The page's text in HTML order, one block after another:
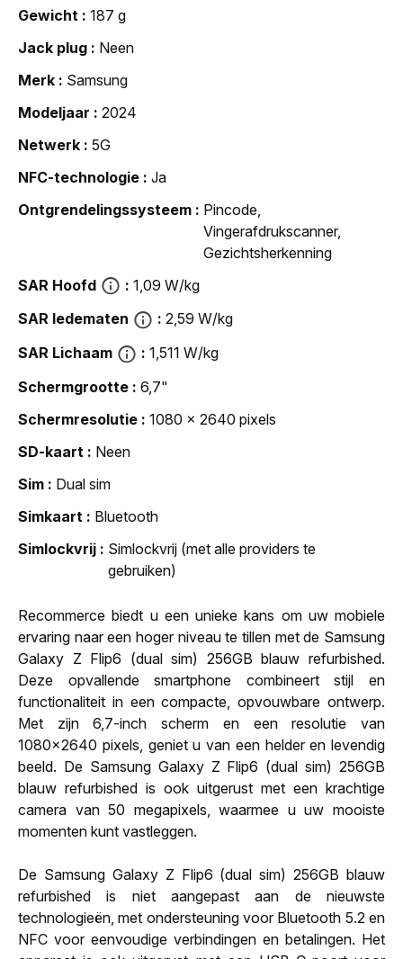
Gewicht
187 g
Jack plug
Neen
Merk
Samsung
Modeljaar
2024
Netwerk
5G
NFC-technologie
Ja
Ontgrendelingssysteem
Pincode,
Vingerafdrukscanner,
Gezichtsherkenning
SAR Hoofd
1,09 W/kg
SAR ledematen
2,59 W/kg
SAR Lichaam
1,511 W/kg
Schermgrootte
6,7"
Schermresolutie
1080 x 2640 pixels
SD-kaart
Neen
Sim
Dual sim
Simkaart
Bluetooth
Simlockvrij
Simlockvrij (met alle providers te
gebruiken)
Recommerce biedt u een unieke kans om uw mobiele
ervaring naar een hoger niveau te tillen met de Samsung
Galaxy Z Flip6 (dual sim) 256GB blauw refurbished.
Deze opvallende smartphone combineert stijl en
functionaliteit in een compacte, opvouwbare ontwerp.
Met zijn 6,7-inch scherm en een resolutie van
1080x2640 pixels, geniet u van een helder en levendig
beeld. De Samsung Galaxy Z Flip6 (dual sim) 256GB
blauw refurbished is ook uitgerust met een krachtige
camera van 50 megapixels, waarmee u uw mooiste
momenten kunt vastleggen.
De Samsung Galaxy Z Flip6 (dual sim) 256GB blauw
refurbished is niet aangepast aan de nieuwste
technologieën, met ondersteuning voor Bluetooth 5.2 en
NFC voor eenvoudige verbindingen en betalingen. Het